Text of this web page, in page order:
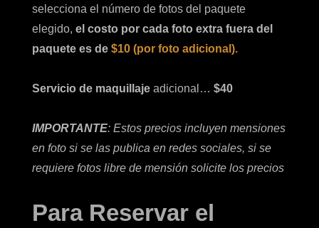
selecciona el número de fotos del paquete
elegido, el costo por cada foto extra fuera del
paquete es de $10 (por foto adicional).
Servicio de maquillaje adicional… $40
IMPORTANTE: Estos precios incluyen mensiones
en foto si se las publica en redes sociales, si se
requiere fotos libre de mensión solicite los precios
Para Reservar el